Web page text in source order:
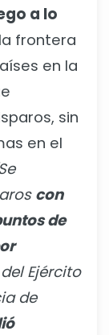
a lo
la frontera
en la
sin
en el
con
de
Ejército
de